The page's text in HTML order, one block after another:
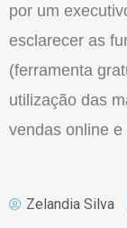
por um
esclarecer as
(ferramenta
utilização das
vendas online e
Zelandia Silva